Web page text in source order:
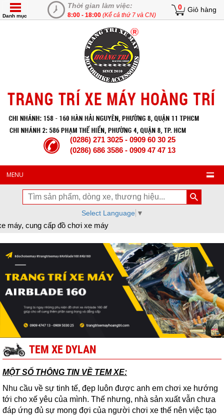
Thời gian làm việc:
8:00 - 18:00 (Kể cả thứ 7 và CN)
0 Giỏ hàng
Danh mục
(0286) 271 3025 - 0909 60 30 25
(0286) 686 3586 - 0909 47 47 13
MENU
Select Language ▼
cấp đồ chơi xe máy
TEM XE DYLAN
MỘT SỐ THÔNG TIN VỀ TEM XE:
Nhu cầu về sự tinh tế, đẹp luôn được anh em chơi xe hướng
tới cho xế yêu của mình. Thế nhưng, nhà sản xuất vẫn chưa
đáp ứng đủ sự mong đợi của người chơi xe thế nên việc tạo